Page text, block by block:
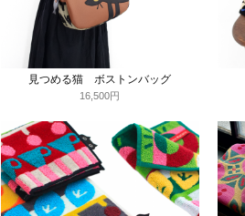
見つめる猫 ボストンバッグ
16,500円